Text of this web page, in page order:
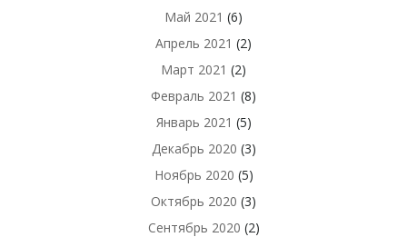
Май 2021 (6)
Апрель 2021 (2)
Март 2021 (2)
Февраль 2021 (8)
Январь 2021 (5)
Декабрь 2020 (3)
Ноябрь 2020 (5)
Октябрь 2020 (3)
Сентябрь 2020 (2)